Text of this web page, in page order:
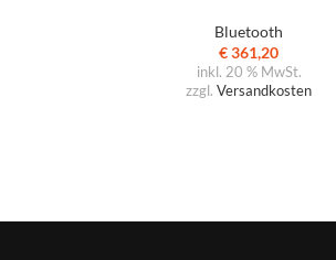
Bluetooth
€361,20
inkl. 20 % MwSt.
zzgl. Versandkosten